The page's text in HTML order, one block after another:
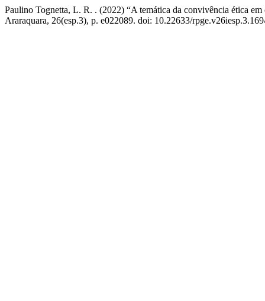
Paulino Tognetta, L. R. . (2022) “A temática da convivência ética em
Araraquara, 26(esp.3), p. e022089. doi: 10.22633/